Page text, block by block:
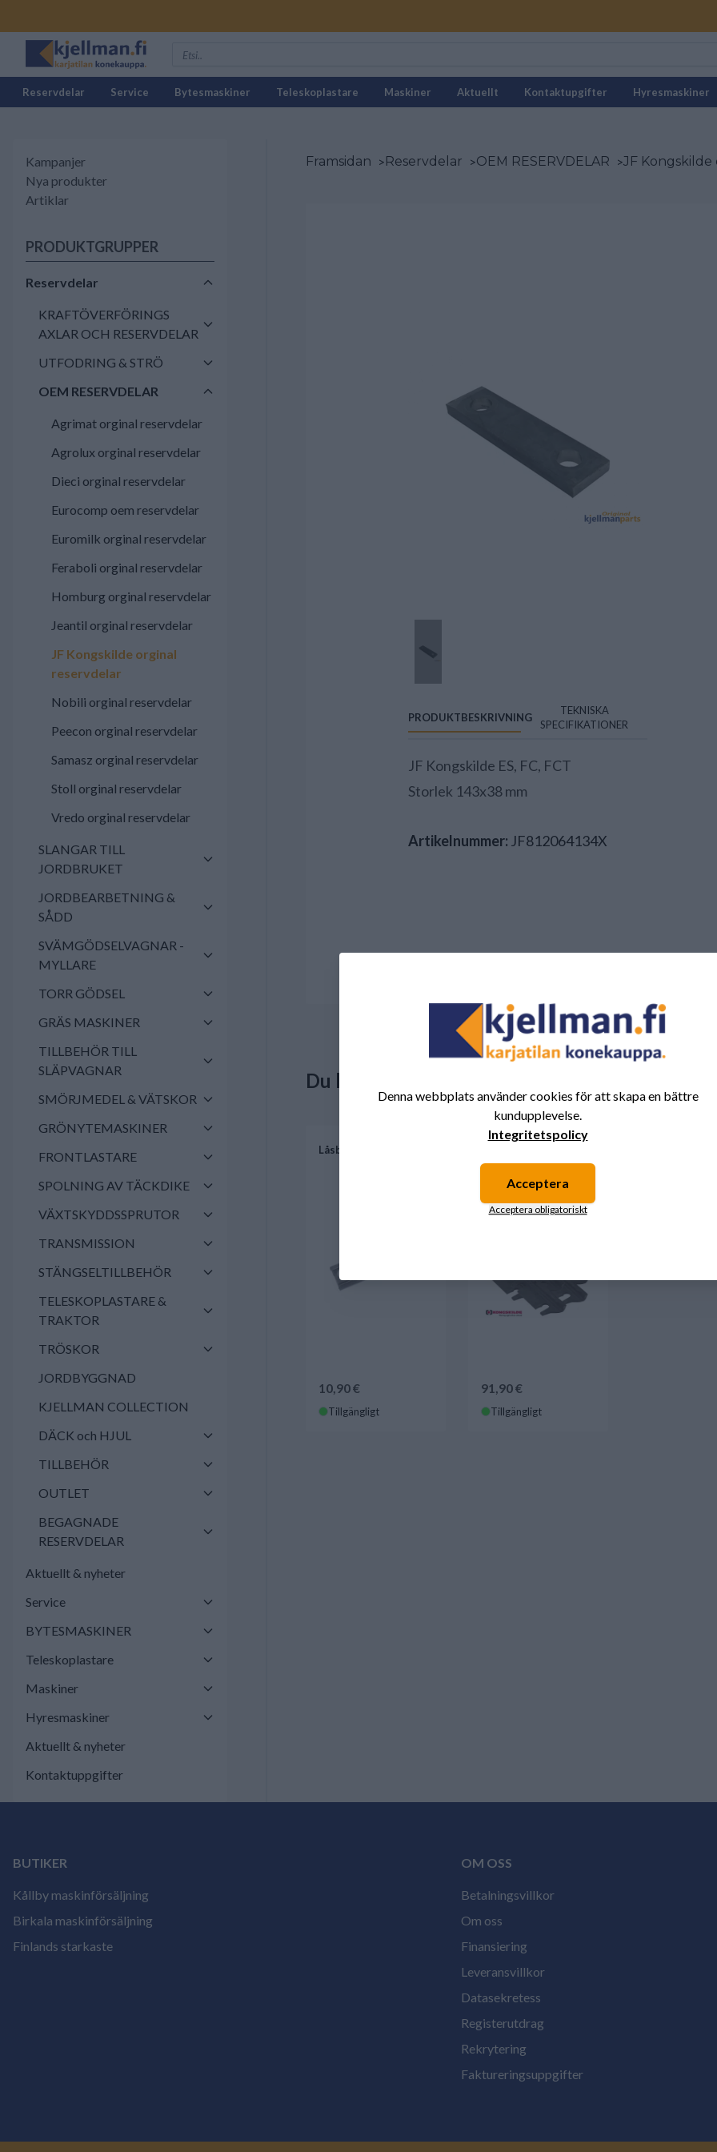
Reservdelar Service Bytesmaskiner Teleskoplastare Maskiner Aktuellt Kontaktupgifter Hyresmaskiner
Kampanjer
Nya produkter
Artiklar
PRODUKTGRUPPER
Reservdelar
KRAFTÖVERFÖRINGS
AXLAR OCH RESERVDELAR
UTFODRING & STRÖ
OEM RESERVDELAR
Agrimat orginal reservdelar
Agrolux orginal reservdelar
Dieci orginal reservdelar
Eurocomp oem reservdelar
Euromilk orginal reservdelar
Feraboli orginal reservdelar
Homburg orginal reservdelar
Jeantil orginal reservdelar
JF Kongskilde orginal
reservdelar
Nobili orginal reservdelar
Peecon orginal reservdelar
Samasz orginal reservdelar
Stoll orginal reservdelar
Vredo orginal reservdelar
SLANGAR TILL
JORDBRUKET
JORDBEARBETNING &
SÅDD
SVÄMGÖDSELVAGNAR -
MYLLARE
TORR GÖDSEL
GRÄS MASKINER
TILLBEHÖR TILL
SLÄPVAGNAR
SMÖRJMEDEL & VÄTSKOR
GRÖNYTEMASKINER
FRONTLASTARE
SPOLNING AV TÄCKDIKE
VÄXTSKYDDSSPRUTOR
TRANSMISSION
STÄNGSELTILLBEHÖR
TELESKOPLASTARE &
TRAKTOR
TRÖSKOR
JORDBYGGNAD
KJELLMAN COLLECTION
DÄCK och HJUL
TILLBEHÖR
OUTLET
BEGAGNADE
RESERVDELAR
Aktuellt & nyheter
Service
BYTESMASKINER
Teleskoplastare
Maskiner
Hyresmaskiner
Aktuellt & nyheter
Kontaktuppgifter
Framsidan >Reservdelar >OEM RESERVDELAR >JF
PRODUKTBESKRIVNING
TEKNISKA
SPECIFIKATIONER
JF Kongskilde ES, FC, FCT
Storlek 143x38 mm
Artikelnummer: JF812064134X
Du kanske också är intresserad av dessa
Låsbricka Kongskilde
10,90 €
Tillgängligt
Kongskilde
91,90 €
Tillgängligt
BUTIKER
Kållby maskinförsäljning
Birkala maskinförsäljning
Finlands starkaste
OM OSS
Betalningsvillkor
Om oss
Finansiering
Leveransvillkor
Datasekretess
Registerutdrag
Rekrytering
Faktureringsuppgifter
Denna webbplats använder cookies för att skapa en bättre
kundupplevelse.
Integritetspolicy
Acceptera
Acceptera obligatoriskt